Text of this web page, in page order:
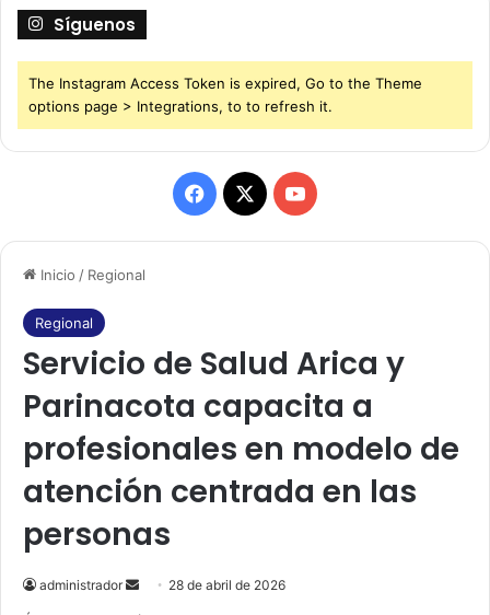
Inicio / Regional
Regional
Servicio de Salud Arica y
Parinacota capacita a
profesionales en modelo de
atención centrada en las
personas
administrador
e
28 de abril de 2026
Síguenos
The Instagram Access Token is expired, Go to the Theme
options page > Integrations, to to refresh it.
F
a
b
o
o
k
X
Y
o
u
b
e